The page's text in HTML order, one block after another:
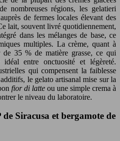
nombreuses régions, les gelatieri
de fermes locales élevant des
lait, souvent livré quotidiennement,
dans les mélanges de base, ce
multiples. La crème, quant à
de 35 % de matière grasse, ce qui
idéal entre onctuosité et légèreté.
qui compensent la faiblesse
le gelato artisanal mise sur la
fior di latte ou une simple crema à
le niveau du laboratoire.
Siracusa et bergamote de